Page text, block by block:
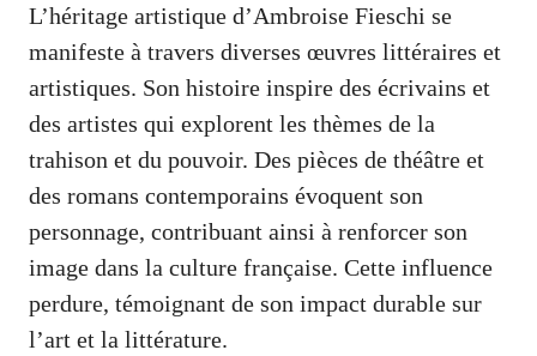
L’héritage artistique d’Ambroise Fieschi se
manifeste à travers diverses œuvres littéraires et
artistiques. Son histoire inspire des écrivains et
des artistes qui explorent les thèmes de la
trahison et du pouvoir. Des pièces de théâtre et
des romans contemporains évoquent son
personnage, contribuant ainsi à renforcer son
image dans la culture française. Cette influence
perdure, témoignant de son impact durable sur
l’art et la littérature.